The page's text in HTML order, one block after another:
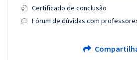
Certificado de conclusão
Fórum de dúvidas com